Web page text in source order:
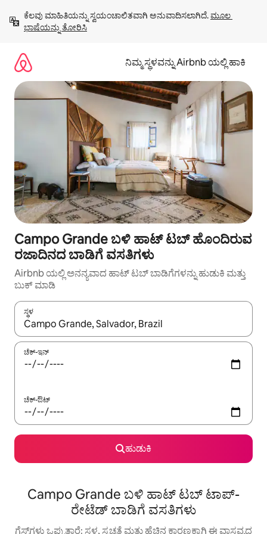
ಹೋಗಿ
ಕೆಲವು ಮಾಹಿತಿಯನ್ನು ಸ್ವಯಂಚಾಲಿತವಾಗಿ ಅನುವಾದಿಸಲಾಗಿದೆ. ಮೂಲ
ಭಾಷೆಯನ್ನು ತೋರಿಸಿ
ನಿಮ್ಮ ಸ್ಥಳವನ್ನು Airbnb ಯಲ್ಲಿ ಹಾಕಿ
Campo Grande ಬಳಿ ಹಾಟ್ ಟಬ್ ಹೊಂದಿರುವ
ರಜಾದಿನದ ಬಾಡಿಗೆ ವಸತಿಗಳು
Airbnb ಯಲ್ಲಿ ಅನನ್ಯವಾದ ಹಾಟ್ ‌ಟಬ್ ಬಾಡಿಗೆಗಳನ್ನು ಹುಡುಕಿ ಮತ್ತು
ಬುಕ್ ಮಾಡಿ
ಸ್ಥಳ
ಫಲಿತಾಂಶಗಳು ಲಭ್ಯವಿರುವಾಗ, ಅಪ್ ಮತ್ತು ಡೌನ್ ಬಾಣದ ಕೀಲಿಗಳೊಂದಿಗೆ
ಚೆಕ್-ಇನ್
ಚೆಕ್-ಔಟ್
ಹುಡುಕಿ
Campo Grande ಬಳಿ ಹಾಟ್ ಟಬ್ ಟಾಪ್-
ರೇಟೆಡ್ ಬಾಡಿಗೆ ವಸತಿಗಳು
ಗೆಸ್ಟ್‌ಗಳು ಒಪ್ಪುತ್ತಾರೆ: ಸ್ಥಳ, ಸ್ವಚ್ಛತೆ ಮತ್ತು ಹೆಚ್ಚಿನ ಕಾರಣಕ್ಕಾಗಿ ಈ ವಾಸ್ತವ್ಯದ